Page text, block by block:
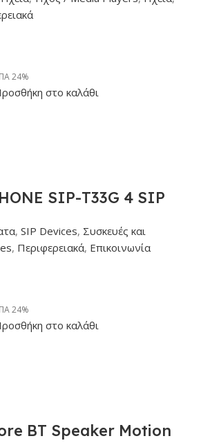
24%
στο καλάθι
SIP-T33G 4 SIP
, SIP Devices, Συσκευές και
, Περιφερειακά, Επικοινωνία
24%
στο καλάθι
BT Speaker Motion